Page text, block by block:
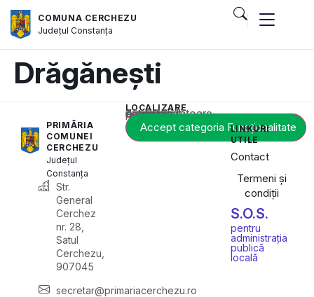
COMUNA CERCHEZU
JudețulConstanța
Drăgănești
PRIMĂRIA
COMUNEI
CERCHEZU
Județul
Constanța
Str.
General
Cerchez
nr. 28,
Satul
Cerchezu,
907045
secretar@primariacerchezu.ro
LOCALIZARE
Acest conținut este blocat până când acceptați categoria corespunzătoare de cookie-uri.
Accept categoria Funcționalitate
LINKURI
UTILE
Contact
Termeni și
condiții
S.O.S.
pentru
administrația
publică
locală